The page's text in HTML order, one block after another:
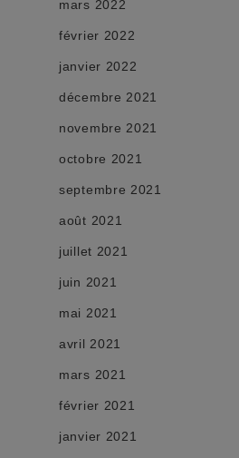
mars 2022
février 2022
janvier 2022
décembre 2021
novembre 2021
octobre 2021
septembre 2021
août 2021
juillet 2021
juin 2021
mai 2021
avril 2021
mars 2021
février 2021
janvier 2021